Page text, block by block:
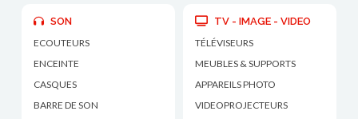
SON
ECOUTEURS
ENCEINTE
CASQUES
BARRE DE SON
TV - IMAGE - VIDEO
TÉLÉVISEURS
MEUBLES & SUPPORTS
APPAREILS PHOTO
VIDEOPROJECTEURS